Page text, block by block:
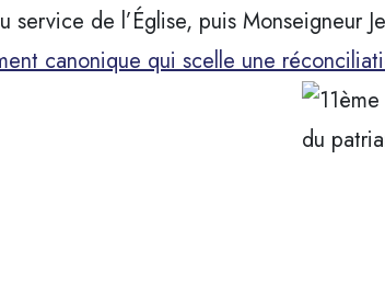
service de l’Église, puis Monseigneur
canonique qui scelle une